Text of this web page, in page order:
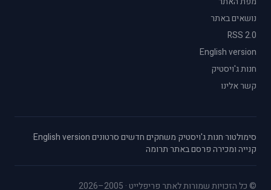
נושאים באתר
RSS 2.0
English version
חנות ג'ויסטיק
קשר אלינו
סימולטור·חנות ג'ויסטיק·משחקים חדשים·סרטונים·
English version
·
קנייה ומכירה·פרסם באתר·תרומה
© כל הזכויות שמורות לאתר פריפלייט · 2005–2026